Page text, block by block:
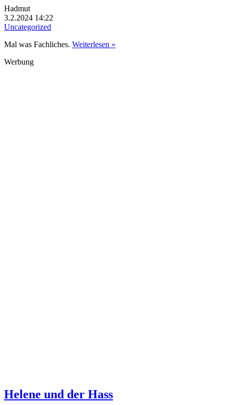
Hadmut
3.2.2024 14:22
Uncategorized
Mal was Fachliches. Weiterlesen »
Werbung
Helene und der Hass